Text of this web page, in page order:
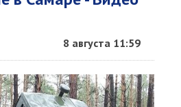
8 августа 11:59